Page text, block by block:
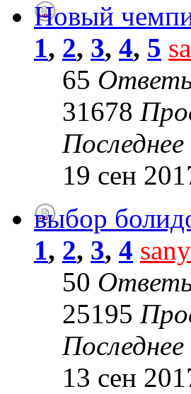
Новый
1, 2, 3, 4, 5
65
31678
19 сен
выбор
1, 2, 3, 4
50
25195
13 сен